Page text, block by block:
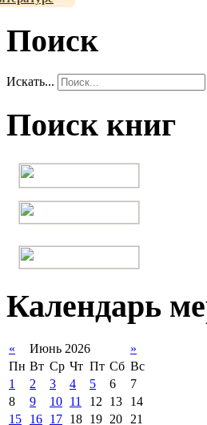
Поиск
Искать...
Поиск книг
Календарь
« Июнь 2026
»
Пн Вт Ср Чт Пт Сб Вс
1
2 3 4 5 6
7
8
9 10 11 12 13
14
15
16 17 18 19 20 21